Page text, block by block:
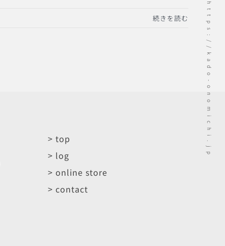
続きを読む
> top
> log
> online store
> contact
https://kado-onomichi.jp